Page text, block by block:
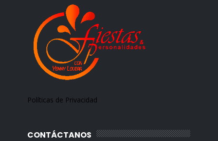
Políticas de Privacidad
CONTÁCTANOS